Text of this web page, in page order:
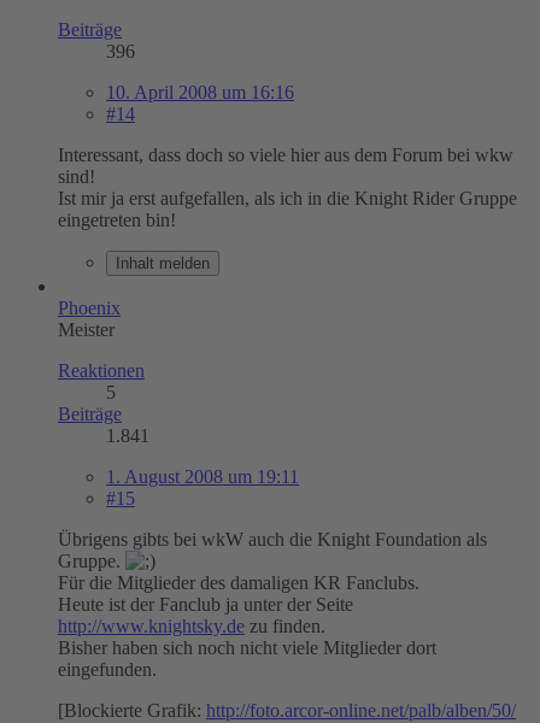
Beiträge
396
10. April 2008 um 16:16
#14
Interessant, dass doch so viele hier aus dem Forum bei wkw
sind!
Ist mir ja erst aufgefallen, als ich in die Knight Rider Gruppe
eingetreten bin!
Inhalt melden
Phoenix
Meister
Reaktionen
5
Beiträge
1.841
1. August 2008 um 19:11
#15
Übrigens gibts bei wkW auch die Knight Foundation als
Gruppe.
Für die Mitglieder des damaligen KR Fanclubs.
Heute ist der Fanclub ja unter der Seite
http://www.knightsky.de zu finden.
Bisher haben sich noch nicht viele Mitglieder dort
eingefunden.
[Blockierte Grafik: http://foto.arcor-online.net/palb/alben/50/